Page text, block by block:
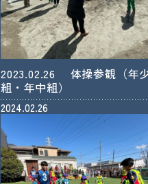
2023.02.26 体操参観（年
組・年中組）
2024.02.26